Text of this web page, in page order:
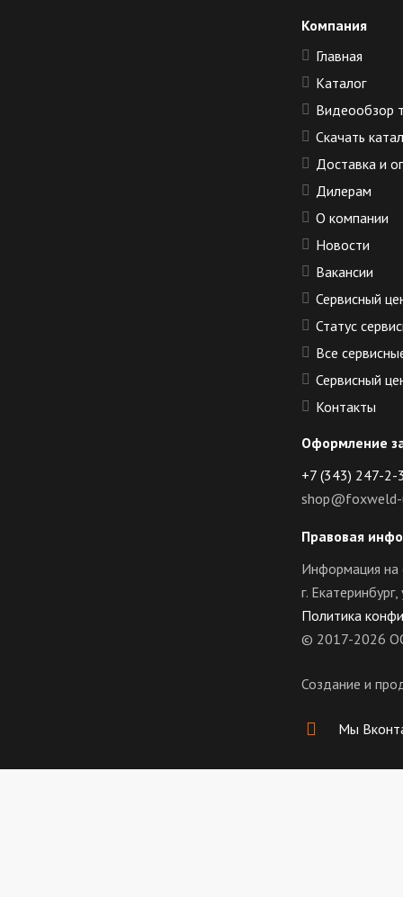
Компания
Главная
Каталог
Видеообзор
Скачать
Доставка и
Дилерам
О компании
Новости
Вакансии
Сервисный
Статус
Все
Сервисный
Контакты
Оформление
+7 (343) 247-2-
Правовая
Информация на
г.
Политика
© 2017-2026
Создание и
Мы